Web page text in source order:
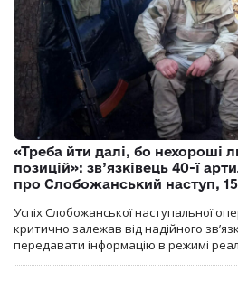
«Треба йти далі, бо нехороші
позицій»: зв’язківець 40-ї
про Слобожанський наступ,
Успіх Слобожанської наступальної
критично залежав від надійного
передавати інформацію в режимі